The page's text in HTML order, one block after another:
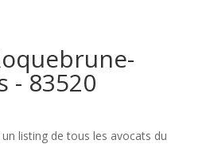
- 83520
listing de tous les avocats du